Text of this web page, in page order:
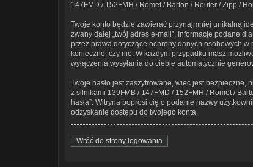
147FMD / 152FMH / Romet / Barton / Router / Zipp /
Twoje konto będzie zawierać przynajmniej unikalną
zwany dalej „twój adres e-mail”. Informacje podane
przez prawa dotyczące ochrony danych osobowych
konieczne, czy nie. W każdym przypadku masz
wyłączenia wysyłania do ciebie automatycznie
Twoje hasło jest zaszyfrowane, więc jest bezpieczne,
z silnikami 139FMB / 147FMD / 152FMH / Romet /
hasła”. Witryna poprosi cię o podanie nazwy
odzyskanie dostępu do twojego konta.
Wróć do strony logowania